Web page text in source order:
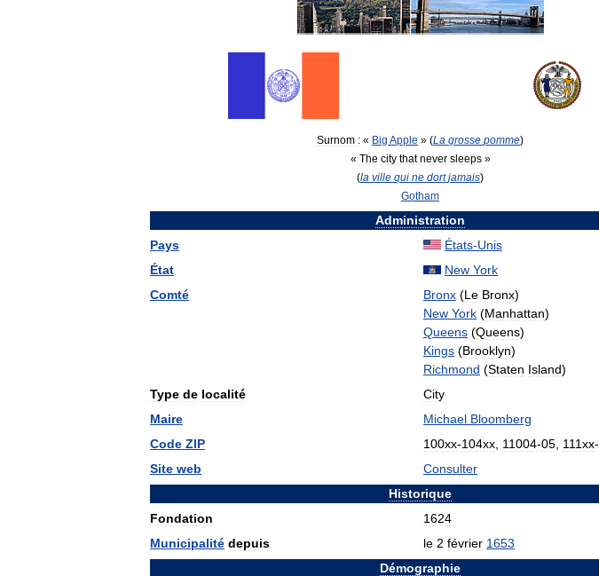
Surnom : « Big Apple » (La grosse pomme)
« The city that never sleeps»
(la ville qui ne dort jamais)
Gotham
Administration
Pays
États-Unis
État
New York
Comté
Bronx (Le Bronx)
New York (Manhattan)
Queens (Queens)
Kings (Brooklyn)
Richmond (Staten Island)
Type de localité
City
Maire
Michael Bloomberg
Code ZIP 100xx-104xx 11004-05 111xx-
Site web
Consulter
Historique
Fondation
1624
Municipalité depuis le 2 février 1653
Démographie